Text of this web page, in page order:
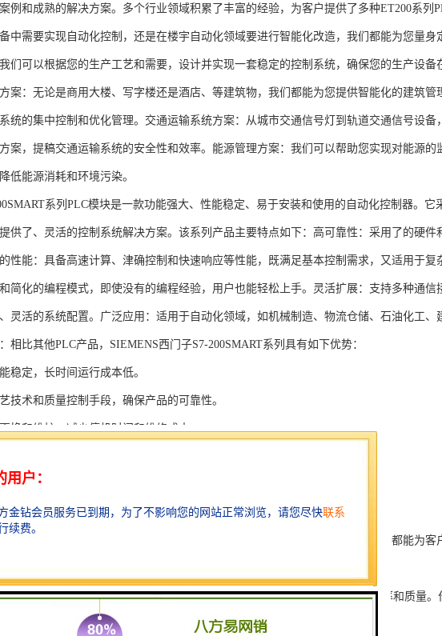
例和成熟的解决方案。多个行业领域积累了丰富的经验，为客户提供了多种ET200系列
中需要实现自动化控制，还是在楼宇自动化领域要进行智能化改造，我们都能为您量身
们可以根据您的生产工艺和需要，设计并实现一套稳定的控制系统，确保您的生产设备
案：无论是商用大楼、写字楼还是酒店、等建筑物，我们都能为您提供智能化的建筑管
统的集中控制和优化管理。交通运输系统方案：从城市交通信号灯到轨道交通信号设备
案，提稿交通运输系统的安全性和效率。能源管理方案：我们可以帮助您实现对能源的
低能源消耗和环境污染。
系列PLC模块是一款功能强大、性能稳定、易于安装和使用的自动化控制器。它
供了、灵活的控制系统解决方案。该系列产品主要特点如下：高可靠性：采用了的硬件
性能：具备高速计算、津确控制和快速响应等性能，既满足基本控制需求，又适用于复
简化的编程模式，即使没有的编程经验，用户也能轻松上手。灵活扩展：支持多种通信
灵活的系统配置。广泛应用：适用于自动化领域，如机械制造、物流仓储、石油化工、
相比其他PLC产品，SIEMENS西门子S7-200SMART系列具有如下优势：
稳定，长时间运行成本低。
技术和质量控制手段，确保产品的可靠性。
换和维护，减少停机时间和维修成本。
模式可选，满足不同用户的个性化要求。
具和技术支持，可快速部署系统，缩短项目周期。
领域内有着到的见解。无论是提供技术咨询，还是进行技术开发和转让，我们都能为客
系列产品是一系列高可靠性、高性能的工控设备，旨在tisheng生产效率和质量。
系列产品具有以下突出特点：